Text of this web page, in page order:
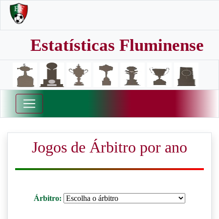
Estatísticas Fluminense
Jogos de Árbitro por ano
Árbitro: